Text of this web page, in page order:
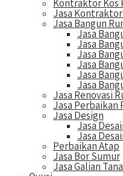
Kontraktor Kos
Jasa
Jasa Bangun
Jasa
Jasa
Jasa
Jasa
Jasa
Jasa
Jasa Renovasi
Jasa Perbaikan
Jasa Design
Jasa
Jasa
Perbaikan Atap
Jasa Bor Sumur
Jasa Galian